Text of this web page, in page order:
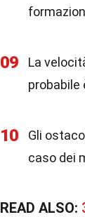
09
La
probabile
10
Gli
caso dei
READ ALSO: